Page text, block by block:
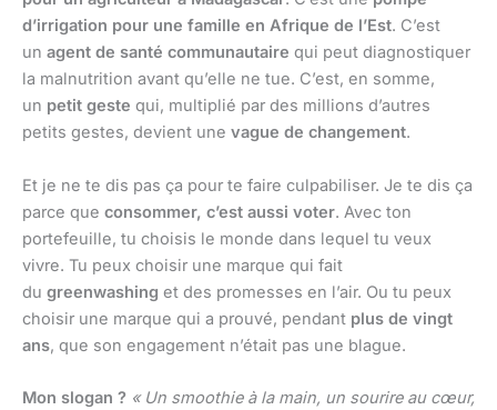
d’irrigation pour une famille en Afrique de l’Est. C’est
un agent de santé communautaire qui peut diagnostiquer
la malnutrition avant qu’elle ne tue. C’est, en somme,
un petit geste qui, multiplié par des millions d’autres
petits gestes, devient une vague de changement.
Et je ne te dis pas ça pour te faire culpabiliser. Je te dis ça
parce que consommer, c’est aussi voter. Avec ton
portefeuille, tu choisis le monde dans lequel tu veux
vivre. Tu peux choisir une marque qui fait
du greenwashing et des promesses en l’air. Ou tu peux
choisir une marque qui a prouvé, pendant plus de vingt
ans, que son engagement n’était pas une blague.
Mon slogan ? « Un smoothie à la main, un sourire au cœur,